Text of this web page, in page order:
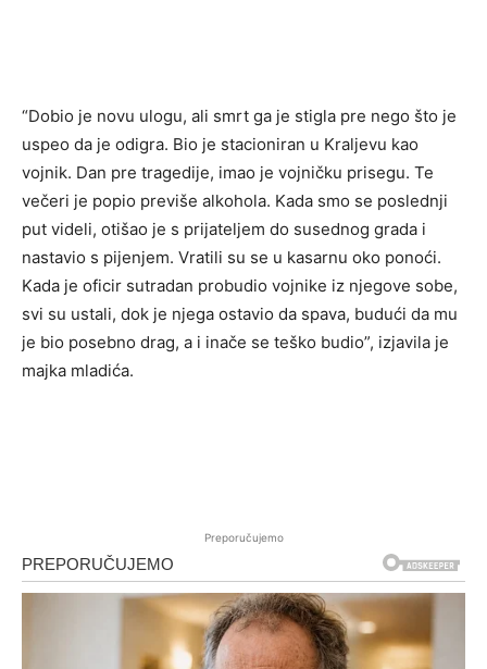
“Dobio je novu ulogu, ali smrt ga je stigla pre nego što je
uspeo da je odigra. Bio je stacioniran u Kraljevu kao
vojnik. Dan pre tragedije, imao je vojničku prisegu. Te
večeri je popio previše alkohola. Kada smo se poslednji
put videli, otišao je s prijateljem do susednog grada i
nastavio s pijenjem. Vratili su se u kasarnu oko ponoći.
Kada je oficir sutradan probudio vojnike iz njegove sobe,
svi su ustali, dok je njega ostavio da spava, budući da mu
je bio posebno drag, a i inače se teško budio”, izjavila je
majka mladića.
Preporučujemo